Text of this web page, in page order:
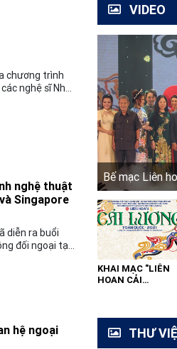
chương trình
nghệ sĩ Nhà
nghệ thuật
Singapore
diễn ra buổi
đối ngoại tại
hệ ngoại
VIDEO
Bế mạc Liên
KHAI MẠC "LIÊN
HOAN CẢI
THƯ